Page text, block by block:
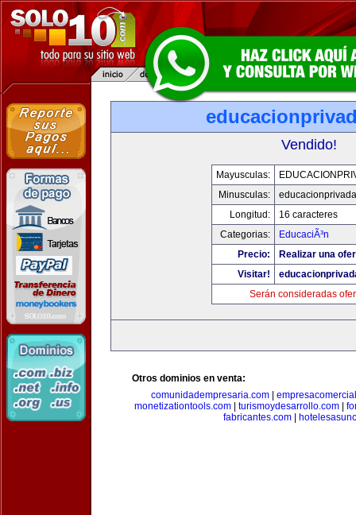
Vendido!
Mayusculas:
Minusculas:
Longitud:
16 caracteres
Categorias:
EducaciÃ³n
Precio:
Realizar una
Visitar!
Serán consideradas
Otros dominios en venta:
comunidadempresaria.com
monetizationtools.com| turismoydesarrollo.com|
fabricantes.com|